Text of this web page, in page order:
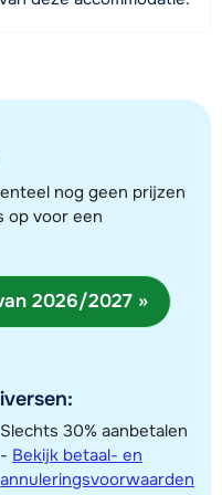
nog geen prijzen
op voor een
2026/2027 »
Slechts 30% aanbetalen
- Bekijk betaal- en
annuleringsvoorwaarden